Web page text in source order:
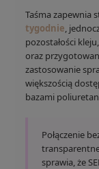
Taśma zapewnia
tygodnie,
pozostałości
oraz
zastosowanie
większością
bazami
Połączenie
sprawia, że